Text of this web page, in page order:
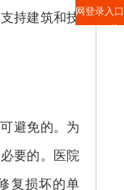
持建筑和技
避免的。为
要的。医院
复损坏的单
网登录入口
APP下载